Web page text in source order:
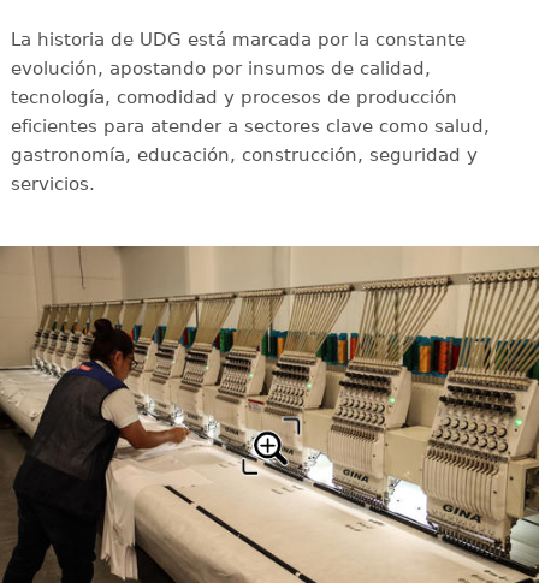
La historia de UDG está marcada por la constante
evolución, apostando por insumos de calidad,
tecnología, comodidad y procesos de producción
eficientes para atender a sectores clave como salud,
gastronomía, educación, construcción, seguridad y
servicios.